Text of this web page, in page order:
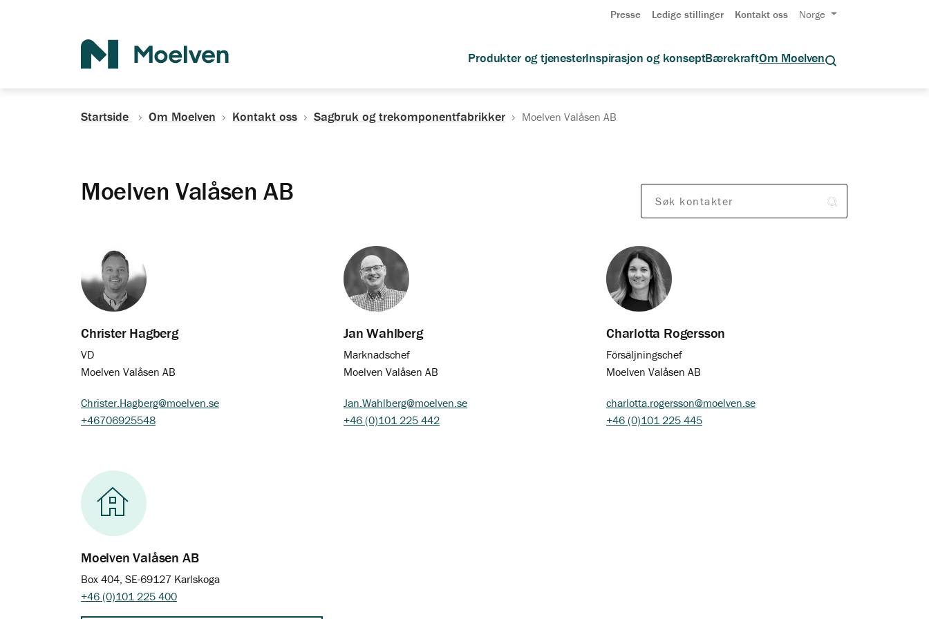
Presse Ledige stillinger Kontakt oss Norge
Produkter og tjenesterInspirasjon og konseptBærekraftOm Moelven
Startside Om Moelven Kontakt oss Sagbruk og trekomponentfabrikker Moelven Valåsen AB
Moelven Valåsen AB
Søk kontakter
Christer Hagberg
VD
Moelven Valåsen AB
Christer.Hagberg@moelven.se
+46706925548
Jan Wahlberg
Marknadschef
Moelven Valåsen AB
Jan.Wahlberg@moelven.se
+46 (0)101 225 442
Charlotta Rogersson
Försäljningschef
Moelven Valåsen AB
charlotta.rogersson@moelven.se
+46 (0)101 225 445
Moelven Valåsen AB
Box 404, SE-69127 Karlskoga
+46 (0)101 225 400